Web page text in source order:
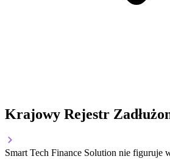
Krajowy Rejestr
Smart Tech Finance Solution nie figuruje